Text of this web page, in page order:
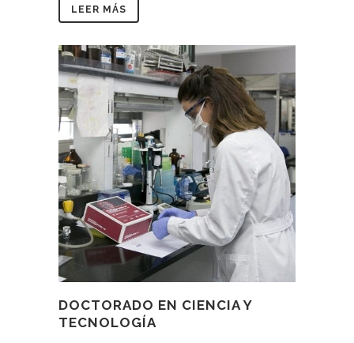
LEER MÁS
DOCTORADO EN CIENCIA Y
TECNOLOGÍA